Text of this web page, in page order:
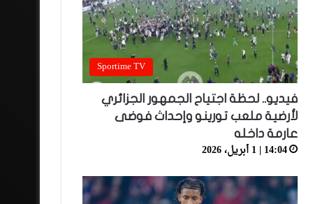
Sportime TV
فيديو.. لحظة اجتياح الجمهور الجزائري
لأرضية ملعب تورينو وإحداث فوضى
عارمة داخله
14:04 | 1 أبريل، 2026